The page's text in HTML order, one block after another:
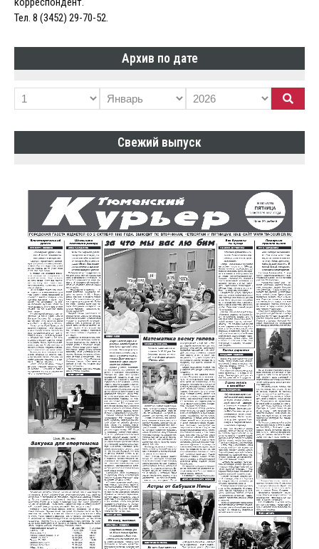
Тел. 8 (3452) 29-70-52.
Архив по дате
Свежий выпуск